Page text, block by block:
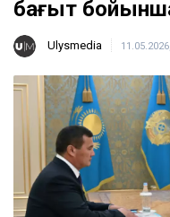
бағыт
Ulysmedia